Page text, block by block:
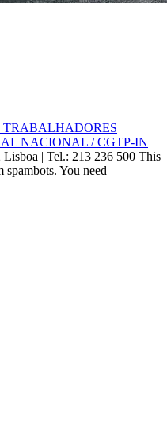
TRABALHADORES
NACIONAL / CGTP-IN
Lisboa | Tel.: 213 236 500 This
spambots. You need